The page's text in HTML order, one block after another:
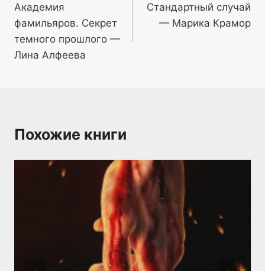
по
записям
Академия
фамильяров. Секрет
темного прошлого —
Лина Алфеева
Стандартный случай
— Марика Крамор
Похожие книги